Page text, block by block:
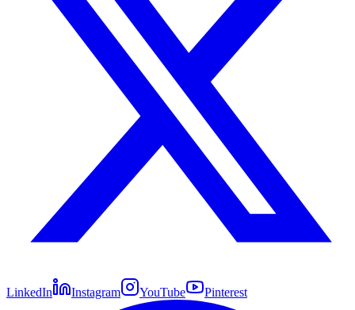
LinkedIn Instagram YouTube Pinterest